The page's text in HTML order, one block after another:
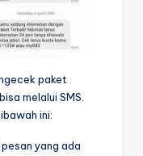
paket
melalui SMS.
ini:
yang ada